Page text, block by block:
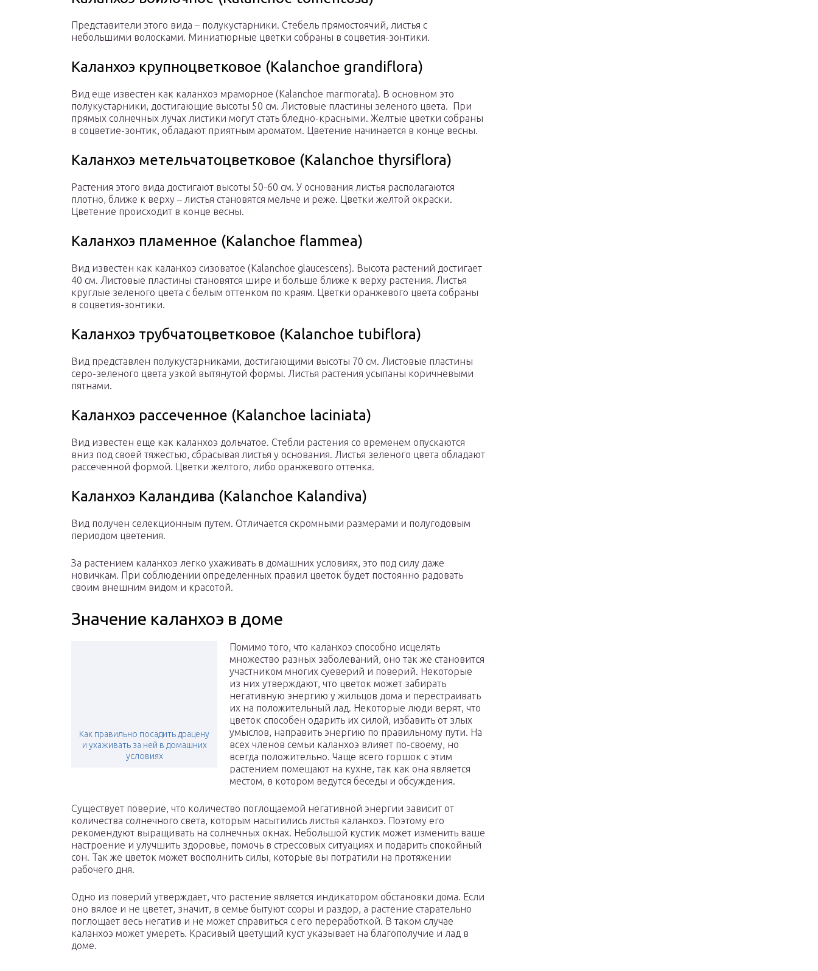
Представители этого вида – полукустарники. Стебель прямостоячий, листья с
небольшими волосками. Миниатюрные цветки собраны в соцветия-зонтики.
Каланхоэ крупноцветковое (Kalanchoe grandiflora)
Вид еще известен как каланхоэ мраморное (Kalanchoe marmorata). В основном это
полукустарники, достигающие высоты 50 см. Листовые пластины зеленого цвета. При
прямых солнечных лучах листики могут стать бледно-красными. Желтые цветки собраны
в соцветие-зонтик, обладают приятным ароматом. Цветение начинается в конце весны.
Каланхоэ метельчатоцветковое (Kalanchoe thyrsiflora)
Растения этого вида достигают высоты 50-60 см. У основания листья располагаются
плотно, ближе к верху – листья становятся мельче и реже. Цветки желтой окраски.
Цветение происходит в конце весны.
Каланхоэ пламенное (Kalanchoe flammea)
Вид известен как каланхоэ сизоватое (Kalanchoe glaucescens). Высота растений достигает
40 см. Листовые пластины становятся шире и больше ближе к верху растения. Листья
круглые зеленого цвета с белым оттенком по краям. Цветки оранжевого цвета собраны
в соцветия-зонтики.
Каланхоэ трубчатоцветковое (Kalanchoe tubiflora)
Вид представлен полукустарниками, достигающими высоты 70 см. Листовые пластины
серо-зеленого цвета узкой вытянутой формы. Листья растения усыпаны коричневыми
пятнами.
Каланхоэ рассеченное (Kalanchoe laciniata)
Вид известен еще как каланхоэ дольчатое. Стебли растения со временем опускаются
вниз под своей тяжестью, сбрасывая листья у основания. Листья зеленого цвета обладают
рассеченной формой. Цветки желтого, либо оранжевого оттенка.
Каланхоэ Каландива (Kalanchoe Kalandiva)
Вид получен селекционным путем. Отличается скромными размерами и полугодовым
периодом цветения.
За растением каланхоэ легко ухаживать в домашних условиях, это под силу даже
новичкам. При соблюдении определенных правил цветок будет постоянно радовать
своим внешним видом и красотой.
Значение каланхоэ в доме
Как правильно посадить драцену
и ухаживать за ней в домашних
условиях
Помимо того, что каланхоэ способно исцелять
множество разных заболеваний, оно так же становится
участником многих суеверий и поверий. Некоторые
из них утверждают, что цветок может забирать
негативную энергию у жильцов дома и перестраивать
их на положительный лад. Некоторые люди верят, что
цветок способен одарить их силой, избавить от злых
умыслов, направить энергию по правильному пути. На
всех членов семьи каланхоэ влияет по-своему, но
всегда положительно. Чаще всего горшок с этим
растением помещают на кухне, так как она является
местом, в котором ведутся беседы и обсуждения.
Существует поверие, что количество поглощаемой негативной энергии зависит от
количества солнечного света, которым насытились листья каланхоэ. Поэтому его
рекомендуют выращивать на солнечных окнах. Небольшой кустик может изменить ваше
настроение и улучшить здоровье, помочь в стрессовых ситуациях и подарить спокойный
сон. Так же цветок может восполнить силы, которые вы потратили на протяжении
рабочего дня.
Одно из поверий утверждает, что растение является индикатором обстановки дома. Если
оно вялое и не цветет, значит, в семье бытуют ссоры и раздор, а растение старательно
поглощает весь негатив и не может справиться с его переработкой. В таком случае
каланхоэ может умереть. Красивый цветущий куст указывает на благополучие и лад в
доме.